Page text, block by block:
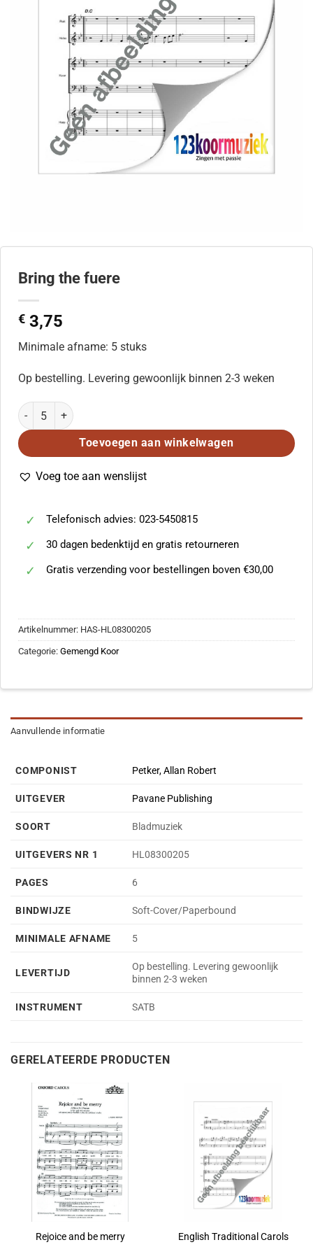
Bring the fuere
€ 3,75
Minimale afname: 5 stuks
Op bestelling. Levering gewoonlijk binnen 2-3 weken
Bring the fuere aantal
Toevoegen aan winkelwagen
Voeg toe aan wenslijst
Telefonisch advies: 023-5450815
30 dagen bedenktijd en gratis retourneren
Gratis verzending voor bestellingen boven €30,00
Artikelnummer: HAS-HL08300205
Categorie: Gemengd Koor
Aanvullende informatie
COMPONIST Petker, Allan Robert
UITGEVER Pavane Publishing
SOORT Bladmuziek
UITGEVERS NR 1 HL08300205
PAGES 6
BINDWIJZE Soft-Cover/Paperbound
MINIMALE AFNAME 5
LEVERTIJD
Op bestelling. Levering gewoonlijk
binnen 2-3 weken
INSTRUMENT SATB
GERELATEERDE PRODUCTEN
Rejoice and be merry English Traditional Carols